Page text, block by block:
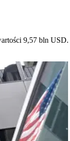
9,57 bln USD.